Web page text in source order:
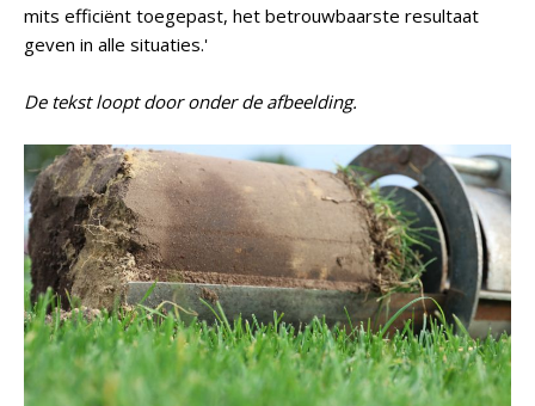
mits efficiënt toegepast, het betrouwbaarste resultaat
geven in alle situaties.'
De tekst loopt door onder de afbeelding.